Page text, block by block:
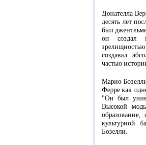
Донателла
десять лет
был
он создал
создавал
частью
Марио
Ферре как
"Он был
Высокой
культурной
Бозелли.